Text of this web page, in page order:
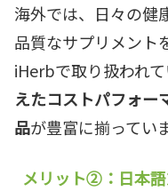
海外では、日々の健
品質なサプリメント
iHerbで取り扱われて
えたコストパフォー
品が豊富に揃ってい
メリット②：日本